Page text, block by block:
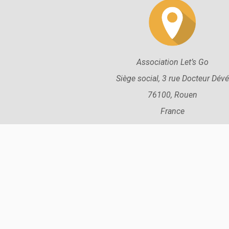
Association Let’s Go
Siège social, 3 rue Docteur Dévé
76100, Rouen
France